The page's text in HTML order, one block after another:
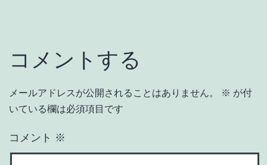
コメントする
メールアドレスが公開されることはありません。 ※ が付
いている欄は必須項目です
コメント ※